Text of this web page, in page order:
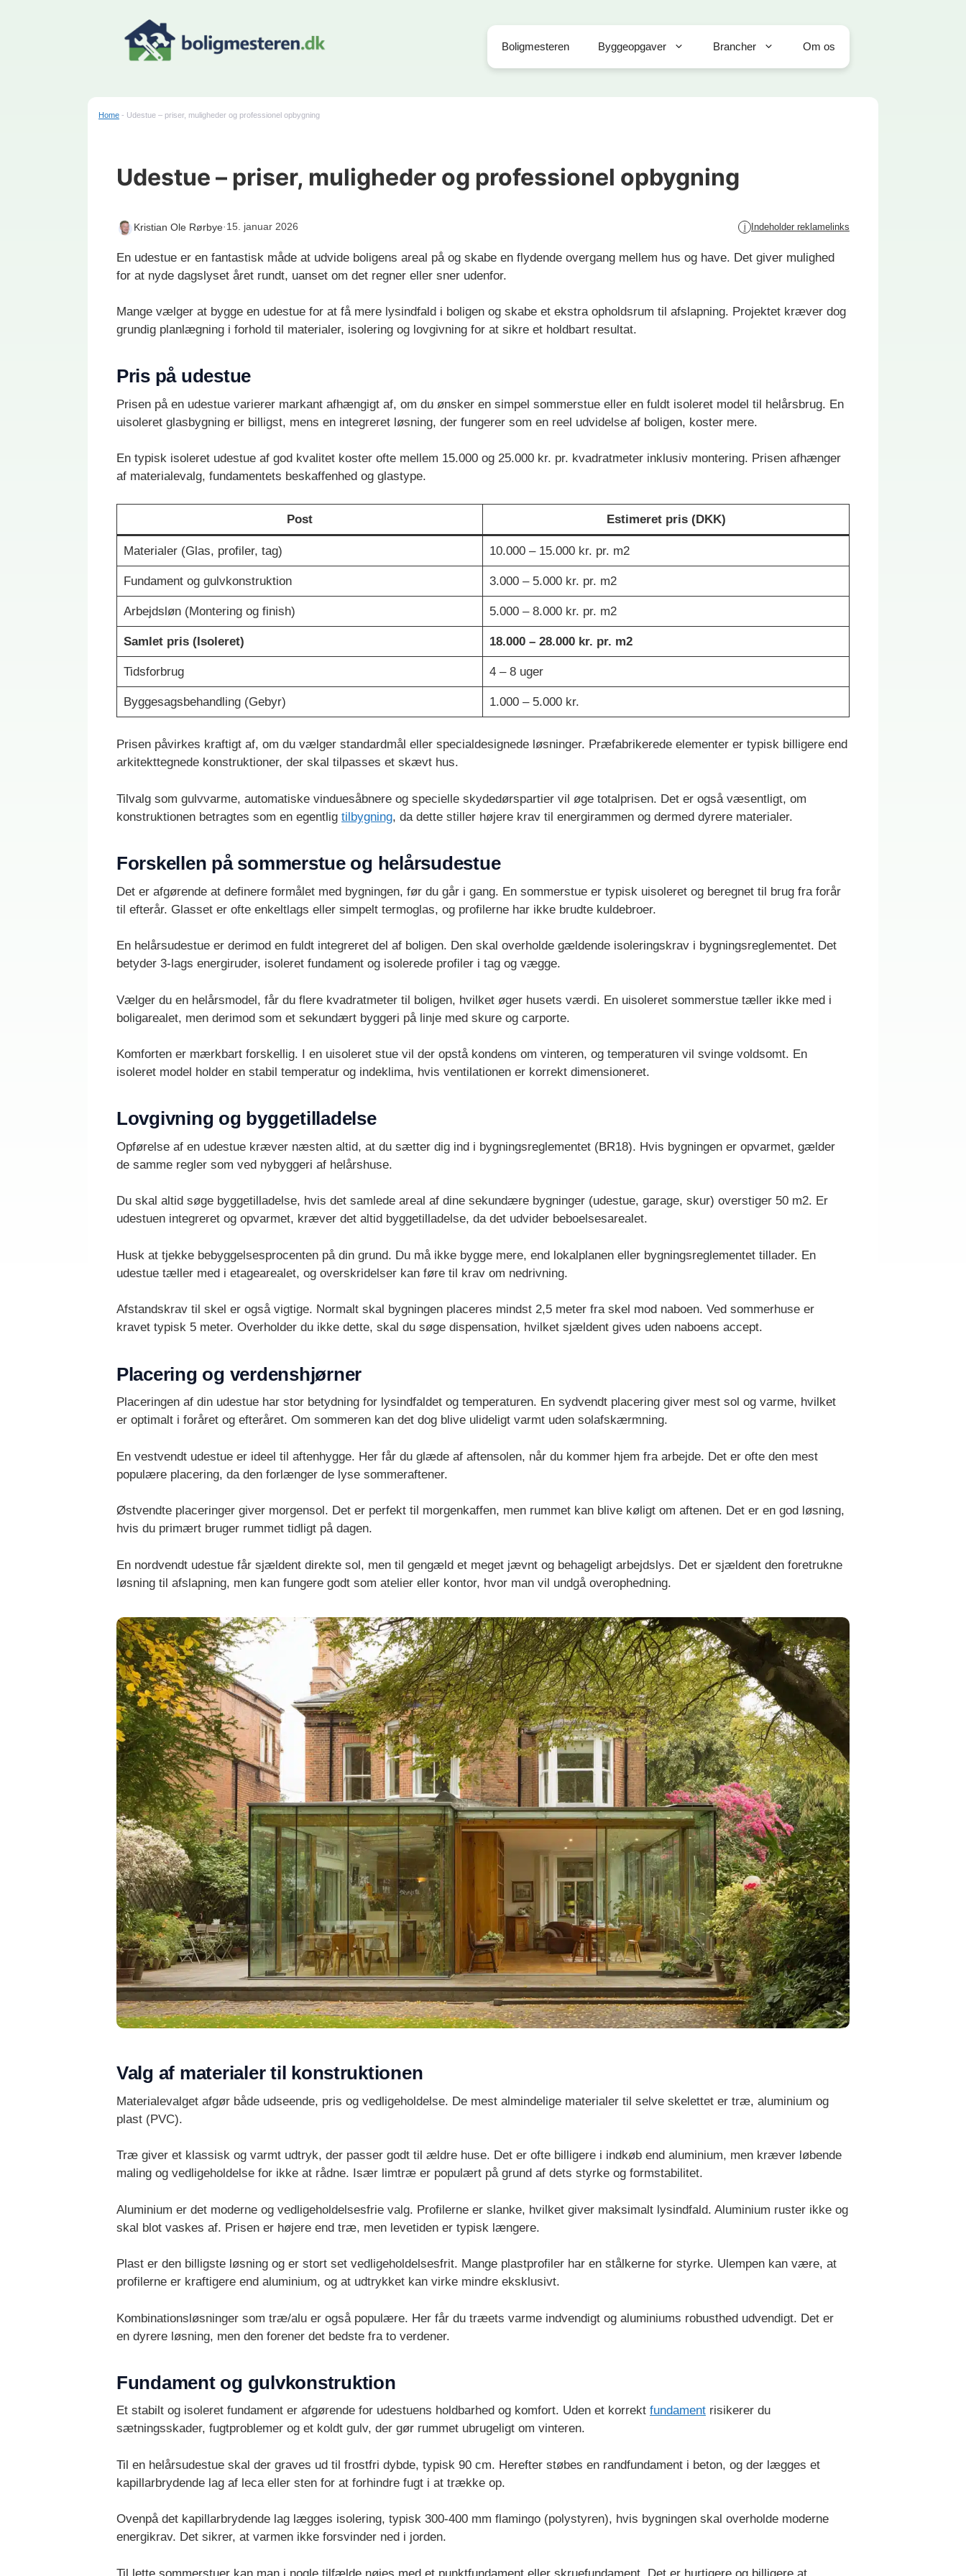
Boligmesteren Byggeopgaver Brancher Om os
Home - Udestue – priser, muligheder og professionel opbygning
Udestue – priser, muligheder og professionel opbygning
Kristian Ole Rørbye·15. januar 2026 i Indeholder reklamelinks
En udestue er en fantastisk måde at udvide boligens areal på og skabe en flydende overgang mellem hus og have. Det giver mulighed
for at nyde dagslyset året rundt, uanset om det regner eller sner udenfor.
Mange vælger at bygge en udestue for at få mere lysindfald i boligen og skabe et ekstra opholdsrum til afslapning. Projektet kræver dog
grundig planlægning i forhold til materialer, isolering og lovgivning for at sikre et holdbart resultat.
Pris på udestue
Prisen på en udestue varierer markant afhængigt af, om du ønsker en simpel sommerstue eller en fuldt isoleret model til helårsbrug. En
uisoleret glasbygning er billigst, mens en integreret løsning, der fungerer som en reel udvidelse af boligen, koster mere.
En typisk isoleret udestue af god kvalitet koster ofte mellem 15.000 og 25.000 kr. pr. kvadratmeter inklusiv montering. Prisen afhænger
af materialevalg, fundamentets beskaffenhed og glastype.
Post Estimeret pris (DKK)
Materialer (Glas, profiler, tag) 10.000 – 15.000 kr. pr. m2
Fundament og gulvkonstruktion 3.000 – 5.000 kr. pr. m2
Arbejdsløn (Montering og finish) 5.000 – 8.000 kr. pr. m2
Samlet pris (Isoleret) 18.000 – 28.000 kr. pr. m2
Tidsforbrug 4 – 8 uger
Byggesagsbehandling (Gebyr) 1.000 – 5.000 kr.
Prisen påvirkes kraftigt af, om du vælger standardmål eller specialdesignede løsninger. Præfabrikerede elementer er typisk billigere end
arkitekttegnede konstruktioner, der skal tilpasses et skævt hus.
Tilvalg som gulvvarme, automatiske vinduesåbnere og specielle skydedørspartier vil øge totalprisen. Det er også væsentligt, om
konstruktionen betragtes som en egentlig tilbygning, da dette stiller højere krav til energirammen og dermed dyrere materialer.
Forskellen på sommerstue og helårsudestue
Det er afgørende at definere formålet med bygningen, før du går i gang. En sommerstue er typisk uisoleret og beregnet til brug fra forår
til efterår. Glasset er ofte enkeltlags eller simpelt termoglas, og profilerne har ikke brudte kuldebroer.
En helårsudestue er derimod en fuldt integreret del af boligen. Den skal overholde gældende isoleringskrav i bygningsreglementet. Det
betyder 3-lags energiruder, isoleret fundament og isolerede profiler i tag og vægge.
Vælger du en helårsmodel, får du flere kvadratmeter til boligen, hvilket øger husets værdi. En uisoleret sommerstue tæller ikke med i
boligarealet, men derimod som et sekundært byggeri på linje med skure og carporte.
Komforten er mærkbart forskellig. I en uisoleret stue vil der opstå kondens om vinteren, og temperaturen vil svinge voldsomt. En
isoleret model holder en stabil temperatur og indeklima, hvis ventilationen er korrekt dimensioneret.
Lovgivning og byggetilladelse
Opførelse af en udestue kræver næsten altid, at du sætter dig ind i bygningsreglementet (BR18). Hvis bygningen er opvarmet, gælder
de samme regler som ved nybyggeri af helårshuse.
Du skal altid søge byggetilladelse, hvis det samlede areal af dine sekundære bygninger (udestue, garage, skur) overstiger 50 m2. Er
udestuen integreret og opvarmet, kræver det altid byggetilladelse, da det udvider beboelsesarealet.
Husk at tjekke bebyggelsesprocenten på din grund. Du må ikke bygge mere, end lokalplanen eller bygningsreglementet tillader. En
udestue tæller med i etagearealet, og overskridelser kan føre til krav om nedrivning.
Afstandskrav til skel er også vigtige. Normalt skal bygningen placeres mindst 2,5 meter fra skel mod naboen. Ved sommerhuse er
kravet typisk 5 meter. Overholder du ikke dette, skal du søge dispensation, hvilket sjældent gives uden naboens accept.
Placering og verdenshjørner
Placeringen af din udestue har stor betydning for lysindfaldet og temperaturen. En sydvendt placering giver mest sol og varme, hvilket
er optimalt i foråret og efteråret. Om sommeren kan det dog blive ulideligt varmt uden solafskærmning.
En vestvendt udestue er ideel til aftenhygge. Her får du glæde af aftensolen, når du kommer hjem fra arbejde. Det er ofte den mest
populære placering, da den forlænger de lyse sommeraftener.
Østvendte placeringer giver morgensol. Det er perfekt til morgenkaffen, men rummet kan blive køligt om aftenen. Det er en god løsning,
hvis du primært bruger rummet tidligt på dagen.
En nordvendt udestue får sjældent direkte sol, men til gengæld et meget jævnt og behageligt arbejdslys. Det er sjældent den foretrukne
løsning til afslapning, men kan fungere godt som atelier eller kontor, hvor man vil undgå overophedning.
Valg af materialer til konstruktionen
Materialevalget afgør både udseende, pris og vedligeholdelse. De mest almindelige materialer til selve skelettet er træ, aluminium og
plast (PVC).
Træ giver et klassisk og varmt udtryk, der passer godt til ældre huse. Det er ofte billigere i indkøb end aluminium, men kræver løbende
maling og vedligeholdelse for ikke at rådne. Især limtræ er populært på grund af dets styrke og formstabilitet.
Aluminium er det moderne og vedligeholdelsesfrie valg. Profilerne er slanke, hvilket giver maksimalt lysindfald. Aluminium ruster ikke og
skal blot vaskes af. Prisen er højere end træ, men levetiden er typisk længere.
Plast er den billigste løsning og er stort set vedligeholdelsesfrit. Mange plastprofiler har en stålkerne for styrke. Ulempen kan være, at
profilerne er kraftigere end aluminium, og at udtrykket kan virke mindre eksklusivt.
Kombinationsløsninger som træ/alu er også populære. Her får du træets varme indvendigt og aluminiums robusthed udvendigt. Det er
en dyrere løsning, men den forener det bedste fra to verdener.
Fundament og gulvkonstruktion
Et stabilt og isoleret fundament er afgørende for udestuens holdbarhed og komfort. Uden et korrekt fundament risikerer du
sætningsskader, fugtproblemer og et koldt gulv, der gør rummet ubrugeligt om vinteren.
Til en helårsudestue skal der graves ud til frostfri dybde, typisk 90 cm. Herefter støbes en randfundament i beton, og der lægges et
kapillarbrydende lag af leca eller sten for at forhindre fugt i at trække op.
Ovenpå det kapillarbrydende lag lægges isolering, typisk 300-400 mm flamingo (polystyren), hvis bygningen skal overholde moderne
energikrav. Det sikrer, at varmen ikke forsvinder ned i jorden.